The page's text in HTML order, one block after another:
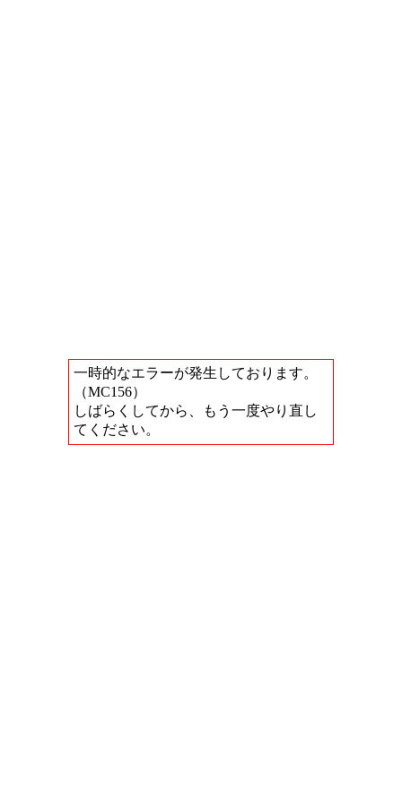
一時的なエラーが発生しております。
（MC156）
しばらくしてから、もう一度やり直し
てください。